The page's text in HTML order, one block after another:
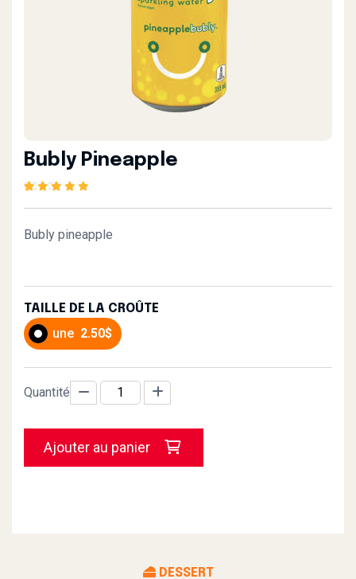
Bubly Pineapple
5 based on
Bubly pineapple
TAILLE DE LA CROÛTE
une 2.50$
Quantité
Ajouter au panier
DESSERT